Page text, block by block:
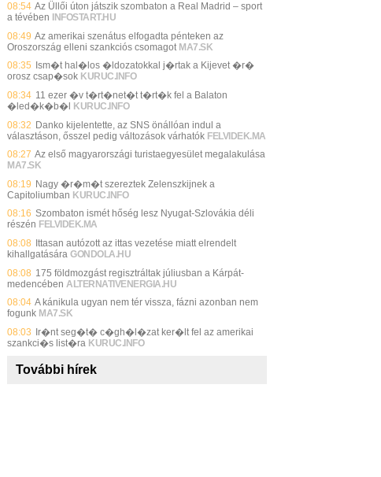
08:54 Az Üllői úton játszik szombaton a Real Madrid – sport
a tévében
INFOSTART.HU
08:49 Az amerikai szenátus elfogadta pénteken az
Oroszország elleni szankciós csomagot MA7.SK
08:35
Ism�t hal�los �ldozatokkal j�rtak a Kijevet �r�
orosz csap�sok KURUC.INFO
08:34 11 ezer �v t�rt�net�t t�rt�k fel a Balaton
�led�k�b�l KURUC.INFO
08:32 Danko kijelentette, az SNS önállóan indul a
választáson, ősszel pedig változások várhatók FELVIDEK.MA
08:27 Az első magyarországi turistaegyesület megalakulása
MA7.SK
08:19 Nagy �r�m�t szereztek Zelenszkijnek a
Capitoliumban KURUC.INFO
08:16 Szombaton ismét hőség lesz Nyugat-Szlovákia déli
részén FELVIDEK.MA
08:08
Ittasan autózott az ittas vezetése miatt elrendelt
kihallgatására GONDOLA.HU
08:08 175 földmozgást regisztráltak júliusban a Kárpát-
medencében ALTERNATIVENERGIA.HU
08:04 A kánikula ugyan nem tér vissza, fázni azonban nem
fogunk MA7.SK
08:03 Ir�nt seg�t� c�gh�l�zat ker�lt fel az amerikai
szankci�s list�ra KURUC.INFO
További hírek